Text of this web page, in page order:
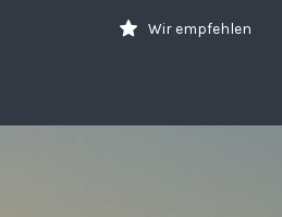
Wir empfehlen